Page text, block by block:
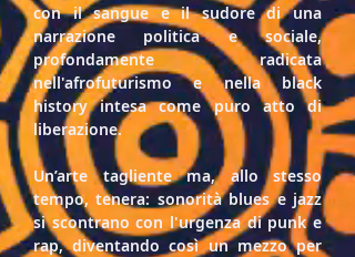
narrazione politica e sociale,
profondamente radicata
nell'afrofuturismo e nella black
history intesa come puro atto di
liberazione.
Un’arte tagliente ma, allo stesso
tempo, tenera: sonorità blues e jazz
si scontrano con l'urgenza di punk e
rap, diventando così un mezzo per